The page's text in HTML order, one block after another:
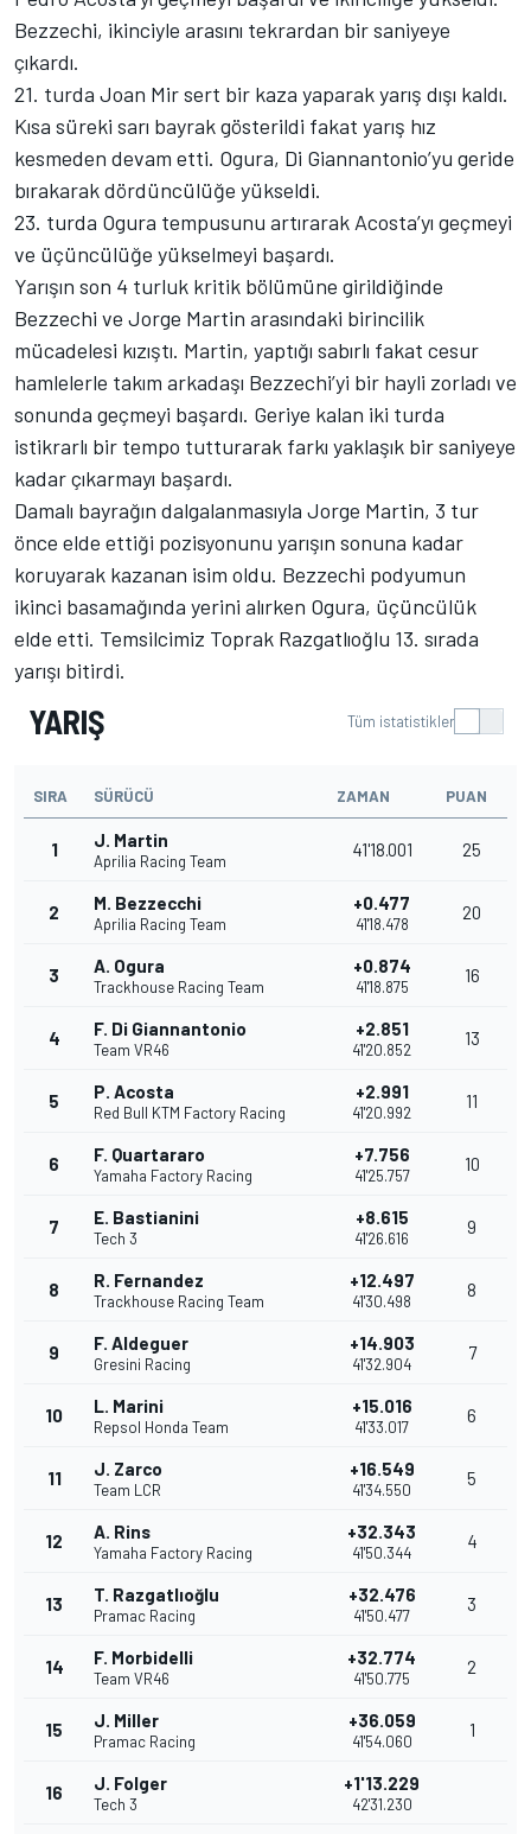
Bezzechi, ikinciyle arasını tekrardan bir saniyeye
çıkardı.
21. turda Joan Mir sert bir kaza yaparak yarış dışı kaldı.
Kısa süreki sarı bayrak gösterildi fakat yarış hız
kesmeden devam etti. Ogura, Di Giannantonio’yu geride
bırakarak dördüncülüğe yükseldi.
23. turda Ogura tempusunu artırarak Acosta’yı geçmeyi
ve üçüncülüğe yükselmeyi başardı.
Yarışın son 4 turluk kritik bölümüne girildiğinde
Bezzechi ve Jorge Martin arasındaki birincilik
mücadelesi kızıştı. Martin, yaptığı sabırlı fakat cesur
hamlelerle takım arkadaşı Bezzechi’yi bir hayli zorladı ve
sonunda geçmeyi başardı. Geriye kalan iki turda
istikrarlı bir tempo tutturarak farkı yaklaşık bir saniyeye
kadar çıkarmayı başardı.
Damalı bayrağın dalgalanmasıyla Jorge Martin, 3 tur
önce elde ettiği pozisyonunu yarışın sonuna kadar
koruyarak kazanan isim oldu. Bezzechi podyumun
ikinci basamağında yerini alırken Ogura, üçüncülük
elde etti. Temsilcimiz Toprak Razgatlıoğlu 13. sırada
yarışı bitirdi.
YARIŞ Tüm istatistikler
SIRA SÜRÜCÜ ZAMAN PUAN
1 J. Martin
Aprilia Racing Team
41'18.001 25
2 M. Bezzecchi
Aprilia Racing Team
+0.477
41'18.478
20
3 A. Ogura
Trackhouse Racing Team
+0.874
41'18.875
16
4 F. Di Giannantonio
Team VR46
+2.851
41'20.852
13
5 P. Acosta
Red Bull KTM Factory Racing
+2.991
41'20.992
11
6 F. Quartararo
Yamaha Factory Racing
+7.756
41'25.757
10
7 E. Bastianini
Tech 3
+8.615
41'26.616
9
8 R. Fernandez
Trackhouse Racing Team
+12.497
41'30.498
8
9 F. Aldeguer
Gresini Racing
+14.903
41'32.904
7
10 L. Marini
Repsol Honda Team
+15.016
41'33.017
6
11 J. Zarco
Team LCR
+16.549
41'34.550
5
12 A. Rins
Yamaha Factory Racing
+32.343
41'50.344
4
13 T. Razgatlıoğlu
Pramac Racing
+32.476
41'50.477
3
14 F. Morbidelli
Team VR46
+32.774
41'50.775
2
15 J. Miller
Pramac Racing
+36.059
41'54.060
1
16 J. Folger
Tech 3
+1'13.229
42'31.230